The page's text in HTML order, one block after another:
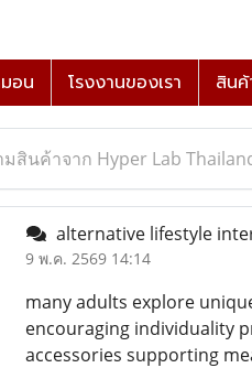
อน โรงงานของเรา สินค้
สินค้าจาก Hyper Lab
alternative lifestyle
9 พ.ค. 2569 14:14
many adults explore
encouraging individuality
accessories supporting